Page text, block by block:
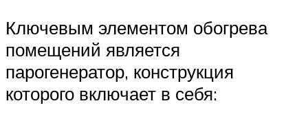
Ключевым элементом обогрева
помещений является
парогенератор, конструкция
которого включает в себя: